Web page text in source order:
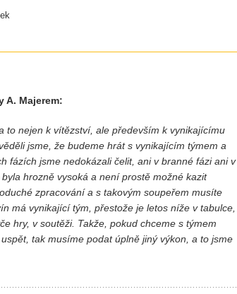
A. Majerem:
to nejen k vítězství, ale především k vynikajícímu
jsme, že budeme hrát s vynikajícím týmem a
fázích jsme nedokázali čelit, ani v branné fázi ani v
hrozně vysoká a není prostě možné kazit
zpracování a s takovým soupeřem musíte
má vynikající tým, přestože je letos níže v tabulce,
hry, v soutěži. Takže, pokud chceme s týmem
tak musíme podat úplně jiný výkon, a to jsme